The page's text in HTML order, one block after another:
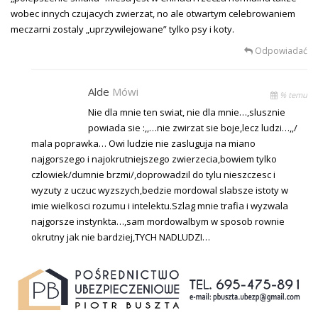
wobec innych czujacych zwierzat, no ale otwartym celebrowaniem
meczarni zostaly „uprzywilejowane” tylko psy i koty.
Odpowiadać
Alde Mówi % temu
Nie dla mnie ten swiat, nie dla mnie…,slusznie
powiada sie :,,…nie zwirzat sie boje,lecz ludzi…,,/
mala poprawka… Owi ludzie nie zasluguja na miano
najgorszego i najokrutniejszego zwierzecia,bowiem tylko
czlowiek/dumnie brzmi/,doprowadzil do tylu nieszczesc i
wyzuty z uczuc wyzszych,bedzie mordowal slabsze istoty w
imie wielkosci rozumu i intelektu.Szlag mnie trafia i wyzwala
najgorsze instynkta…,sam mordowalbym w sposob rownie
okrutny jak nie bardziej,TYCH NADLUDZI…